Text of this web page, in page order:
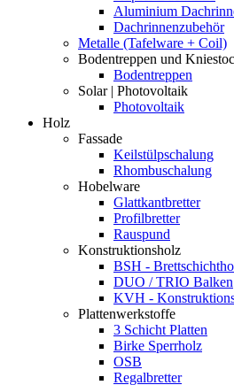
Aluminium
Dachrinnenzubehör
Metalle (Tafelware + Coil)
Bodentreppen und
Bodentreppen
Solar | Photovoltaik
Photovoltaik
Holz
Fassade
Keilstülpschalung
Rhombuschalung
Hobelware
Glattkantbretter
Profilbretter
Rauspund
Konstruktionsholz
BSH -
DUO / TRIO Balken
KVH -
Plattenwerkstoffe
3 Schicht Platten
Birke Sperrholz
OSB
Regalbretter